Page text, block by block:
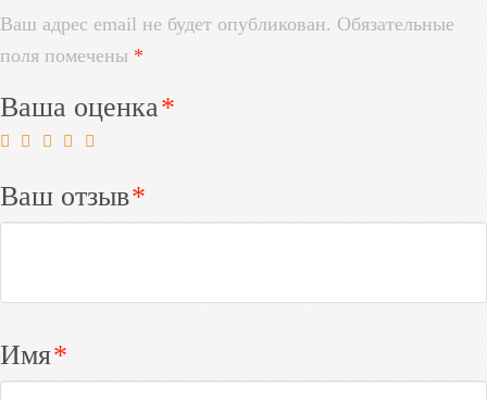
Ваш адрес email не будет опубликован. Обязательные
поля помечены *
Ваша оценка*
Ваш отзыв*
Имя*